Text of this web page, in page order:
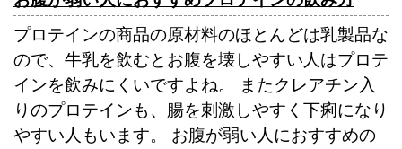
プロテインの商品の原材料のほとんどは乳製品な
ので、牛乳を飲むとお腹を壊しやすい人はプロテ
インを飲みにくいですよね。 またクレアチン入
りのプロテインも、腸を刺激しやすく下痢になり
やすい人もいます。 お腹が弱い人におすすめの